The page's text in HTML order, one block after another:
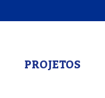
PROJETOS